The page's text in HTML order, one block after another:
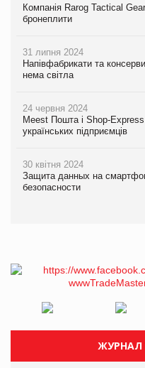
Компанія Rarog Tactical
бронеплити
31 липня 2024
Напівфабрикати та
нема світла
24 червня 2024
Meest Пошта і Shop-
українських підприємців
30 квітня 2024
Защита данных на
безопасности
ЖУРНАЛ